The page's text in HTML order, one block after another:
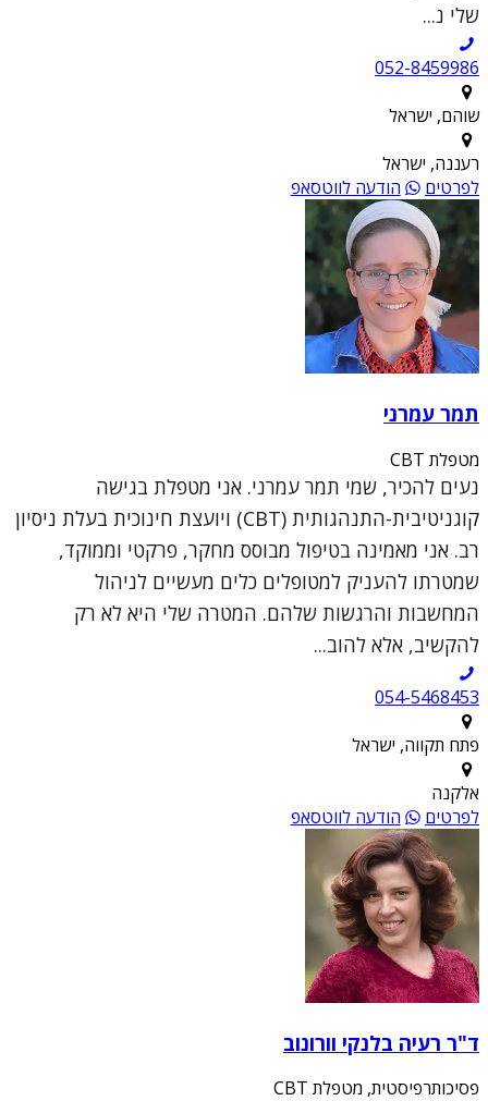
שלי נ...
052-8459986
שוהם, ישראל
רעננה, ישראל
לפרטים
הודעה לווטסאפ
תמר עמרני
מטפלת CBT
נעים להכיר, שמי תמר עמרני. אני מטפלת בגישה
קוגניטיבית-התנהגותית (CBT) ויועצת חינוכית בעלת ניסיון
רב. אני מאמינה בטיפול מבוסס מחקר, פרקטי וממוקד,
שמטרתו להעניק למטופלים כלים מעשיים לניהול
המחשבות והרגשות שלהם. המטרה שלי היא לא רק
להקשיב, אלא להוב...
054-5468453
פתח תקווה, ישראל
אלקנה
לפרטים
הודעה לווטסאפ
ד"ר רעיה בלנקי וורונוב
פסיכותרפיסטית, מטפלת CBT